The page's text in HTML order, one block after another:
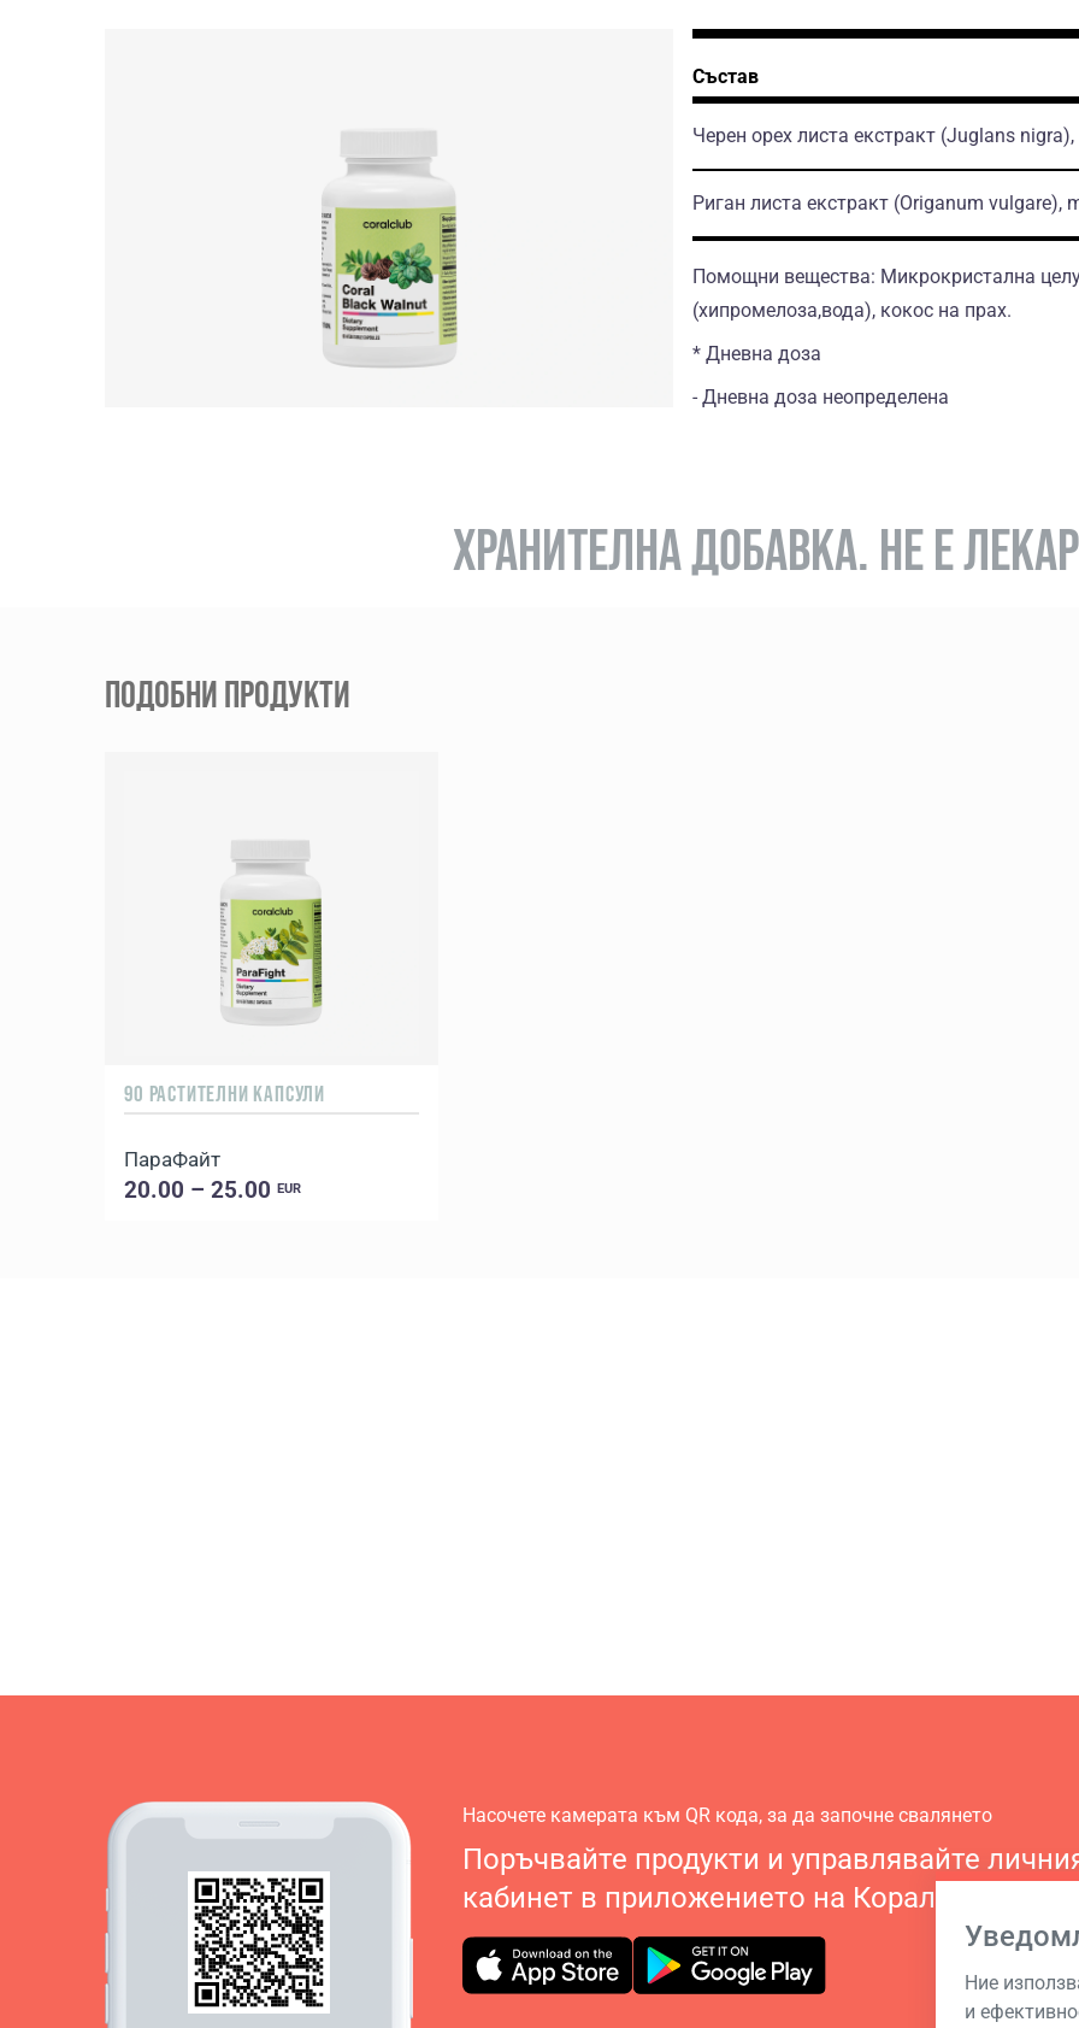
Състав
Черен орех листа екстракт (Juglans nigra)
Риган листа екстракт (Origanum vulgare),
Помощни вещества: Микрокристална
(хипромелоза,вода), кокос на прах.
* Дневна доза
- Дневна доза неопределена
ХРАНИТЕЛНА ДОБАВКА. НЕ Е
ПОДОБНИ ПРОДУКТИ
90 РАСТИТЕЛНИ КАПСУЛИ
ПараФайт
20.00 – 25.00EUR
Ние
и
Насочете камерата към QR кода, за да започне свалянето
Поръчвайте продукти и управлявайте
кабинет в приложението на Корал Клуб